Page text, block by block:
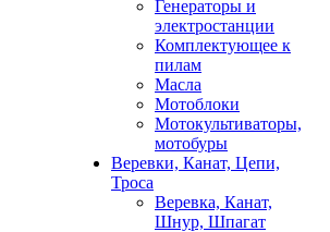
Генераторы и
электростанции
Комплектующее к
пилам
Масла
Мотоблоки
Мотокультиваторы,
мотобуры
Веревки, Канат, Цепи,
Троса
Веревка, Канат,
Шнур, Шпагат